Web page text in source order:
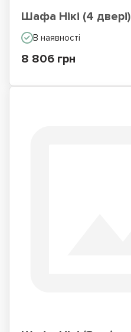
Шафа Нікі (4 двері)
В наявності
8 806 грн